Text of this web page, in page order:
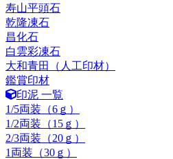
寿山平頭石
乾隆凍石
昌化石
白雲彩凍石
大和青田（人工印材）
鑑賞印材
印泥 一覧
1/5両装（6ｇ）
1/2両装（15ｇ）
2/3両装（20ｇ）
1両装（30ｇ）